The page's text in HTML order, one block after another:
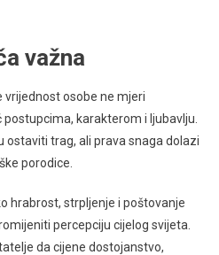
važna
vrijednost osobe ne mjeri
karakterom i ljubavlju.
ostaviti trag, ali prava snaga dolazi
porodice.
hrabrost, strpljenje i poštovanje
percepciju cijelog svijeta.
da cijene dostojanstvo,